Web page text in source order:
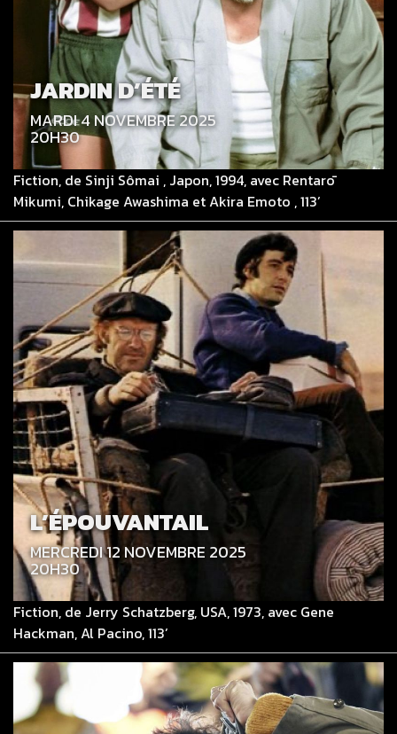
JARDIN D’ÉTÉ
MARDI 4 NOVEMBRE 2025
20H30
Fiction, de Sinji Sômai , Japon, 1994, avec Rentarō
Mikumi, Chikage Awashima et Akira Emoto , 113’
L’ÉPOUVANTAIL
MERCREDI 12 NOVEMBRE 2025
20H30
Fiction, de Jerry Schatzberg, USA, 1973, avec Gene
Hackman, Al Pacino, 113’